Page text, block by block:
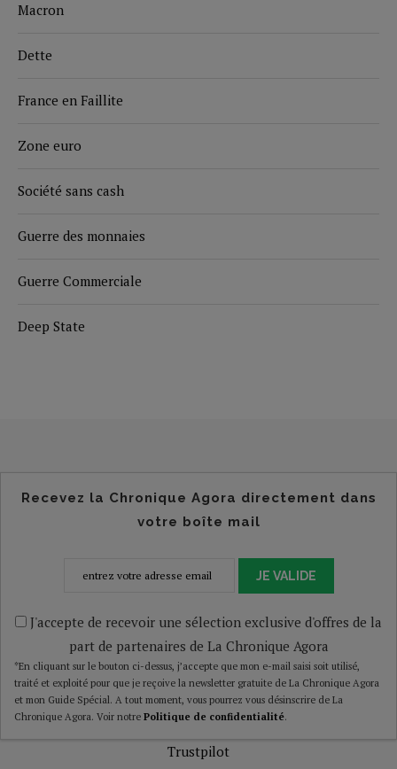
Macron
Dette
France en Faillite
Zone euro
Société sans cash
Guerre des monnaies
Guerre Commerciale
Deep State
Recevez la Chronique Agora directement dans
votre boîte mail
JE VALIDE
J'accepte de recevoir une sélection exclusive d'offres de la
part de partenaires de La Chronique Agora
*En cliquant sur le bouton ci-dessus, j’accepte que mon e-mail saisi soit utilisé,
traité et exploité pour que je reçoive la newsletter gratuite de La Chronique Agora
et mon Guide Spécial. A tout moment, vous pourrez vous désinscrire de La
Chronique Agora. Voir notre Politique de confidentialité.
Trustpilot